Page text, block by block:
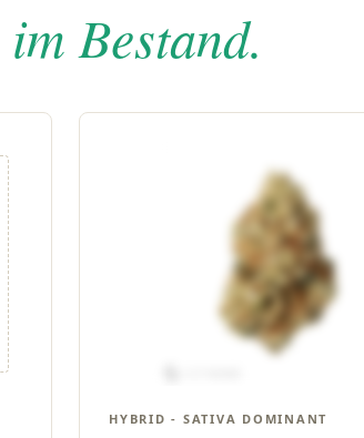
im Bestand.
HYBRID - SATIVA DOMINANT